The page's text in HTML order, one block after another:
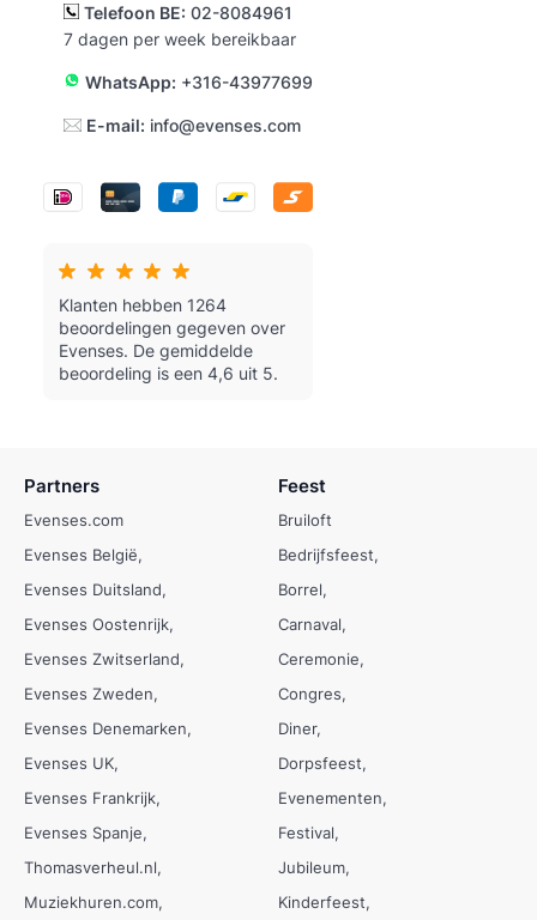
Telefoon BE: 02-8084961
7 dagen per week bereikbaar
WhatsApp: +316-43977699
E-mail: info@evenses.com
Klanten hebben 1264
beoordelingen gegeven over
Evenses. De gemiddelde
beoordeling is een 4,6 uit 5.
Partners
Evenses.com
Evenses België
Evenses Duitsland
Evenses Oostenrijk
Evenses Zwitserland
Evenses Zweden
Evenses Denemarken
Evenses UK
Evenses Frankrijk
Evenses Spanje
Thomasverheul.nl
Muziekhuren.com
Feest
Bruiloft
Bedrijfsfeest
Borrel
Carnaval
Ceremonie
Congres
Diner
Dorpsfeest
Evenementen
Festival
Jubileum
Kinderfeest